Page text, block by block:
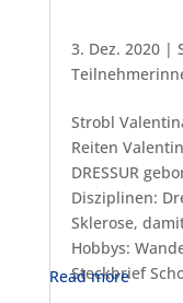
3. Dez. 2020|
Strobl
Reiten
DRESSUR
Disziplinen:
Sklerose,
Hobbys:
Steckbrief
Read more